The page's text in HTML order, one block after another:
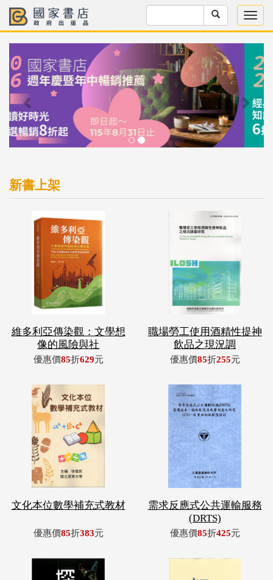
新書上架
維多利亞傳染觀：文學想
像的風險與社
優惠價85折629元
職場勞工使用酒精性提神
飲品之現況調
優惠價85折255元
文化本位數學補充式教材
優惠價85折383元
需求反應式公共運輸服務
(DRTS)
優惠價85折425元